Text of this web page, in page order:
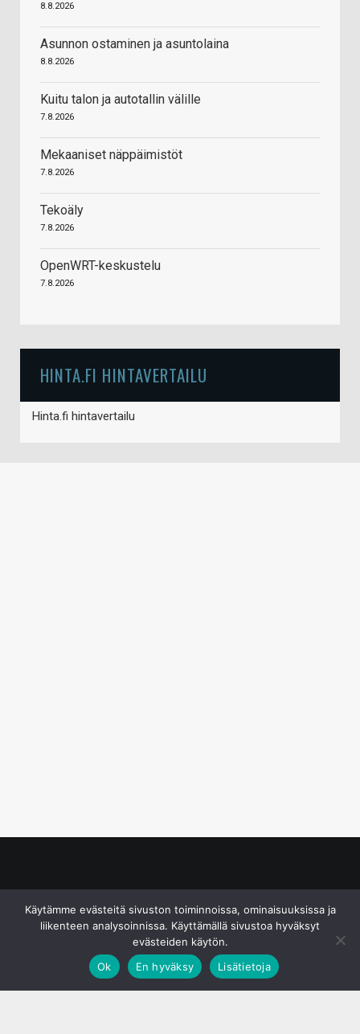
8.8.2026
Asunnon ostaminen ja asuntolaina
8.8.2026
Kuitu talon ja autotallin välille
7.8.2026
Mekaaniset näppäimistöt
7.8.2026
Tekoäly
7.8.2026
OpenWRT-keskustelu
7.8.2026
HINTA.FI HINTAVERTAILU
Hinta.fi hintavertailu
Käytämme evästeitä sivuston toiminnoissa, ominaisuuksissa ja
liikenteen analysoinnissa. Käyttämällä sivustoa hyväksyt
evästeiden käytön.
Ok
En hyväksy Lisätietoja